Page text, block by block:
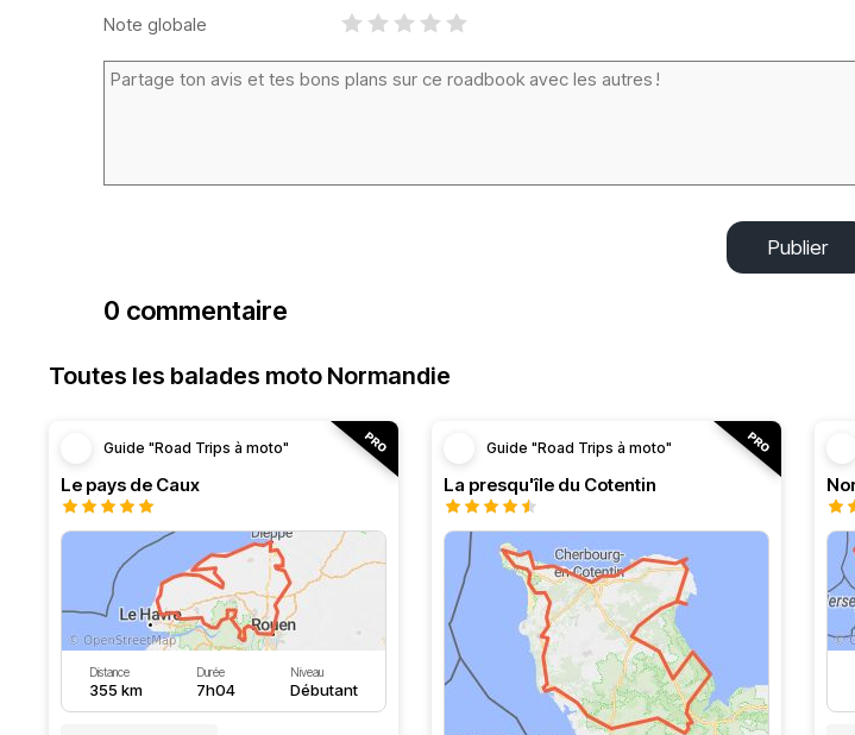
Note globale
Publier
0 commentaire
Toutes les balades moto Normandie
Guide "Road Trips à moto"
Le pays de Caux
Distance
355 km
Durée
7h04
Niveau
Débutant
Guide "Road Trips à moto"
La presqu'île du Cotentin